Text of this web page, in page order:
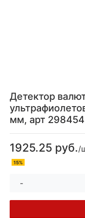
Детектор
мм, арт 298454
1925.25 руб./
15%
-